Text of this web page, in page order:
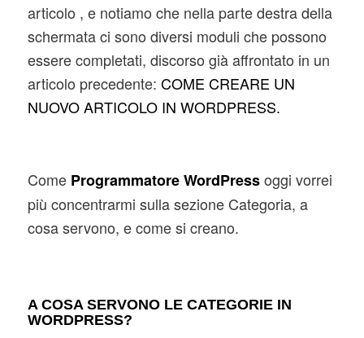
articolo , e notiamo che nella parte destra della
schermata ci sono diversi moduli che possono
essere completati, discorso già affrontato in un
articolo precedente: COME CREARE UN
NUOVO ARTICOLO IN WORDPRESS.
Come Programmatore WordPressoggi vorrei
più concentrarmi sulla sezione Categoria, a
cosa servono, e come si creano.
A COSA SERVONO LE CATEGORIE IN
WORDPRESS?